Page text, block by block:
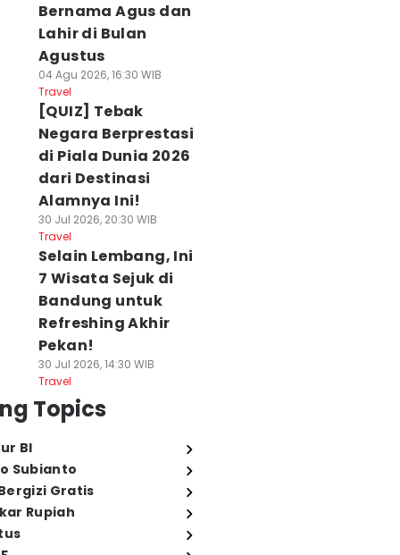
Bernama Agus dan
Lahir di Bulan
Agustus
04 Agu 2026, 16:30 WIB
Travel
[QUIZ] Tebak
Negara Berprestasi
di Piala Dunia 2026
dari Destinasi
Alamnya Ini!
30 Jul 2026, 20:30 WIB
Travel
Selain Lembang, Ini
7 Wisata Sejuk di
Bandung untuk
Refreshing Akhir
Pekan!
30 Jul 2026, 14:30 WIB
Travel
Topics
BI
Subianto
Gratis
Rupiah